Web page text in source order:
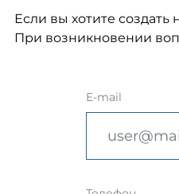
Если вы хотите создать
При возникновении
E-mail